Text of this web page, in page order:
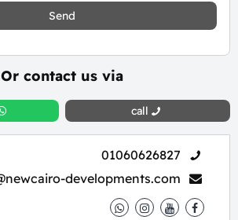
Send
Or contact us via
call
01060626827
developments.com